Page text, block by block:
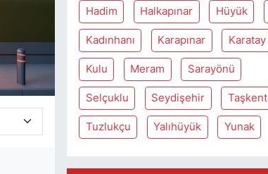
Hadim Halkapınar Hüyük
Kadınhanı Karapınar Karatay
Kulu Meram Sarayönü
Selçuklu Seydişehir Taşkent
Tuzlukçu Yalıhüyük Yunak